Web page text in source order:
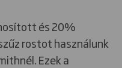
és 20%
rostot használunk
Ezek a